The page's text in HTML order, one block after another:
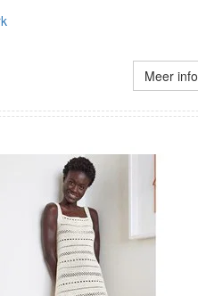
Meer info